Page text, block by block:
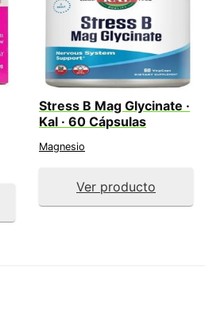
Stress B Mag Glycinate ·
Kal · 60 Cápsulas
Magnesio
Ver producto